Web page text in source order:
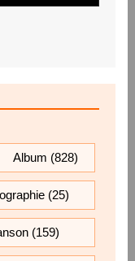
Album (828)
(25)
(159)